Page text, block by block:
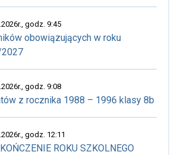
godz. 9:45
obowiązujących w roku
godz. 9:08
z rocznika 1988 – 1996 klasy 8b
godz. 12:11
ROKU SZKOLNEGO